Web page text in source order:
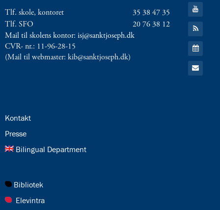
Tlf. skole, kontoret
35 38 47 35
Tlf. SFO
20 76 38 12
Mail til skolens kontor: isj@sanktjoseph.dk
CVR- nr.: 11-96-28-15
(Mail til webmaster: kib@sanktjoseph.dk)
Gå
til:
YouTube
Gå
til:
RSS
feed
Gå
til:
Kalender
Gå
til:
24.0:
Kontakt
25.0:
Presse
26.0:
Bilingual Department
27.0:
Bibliotek
28.0:
Elevintra